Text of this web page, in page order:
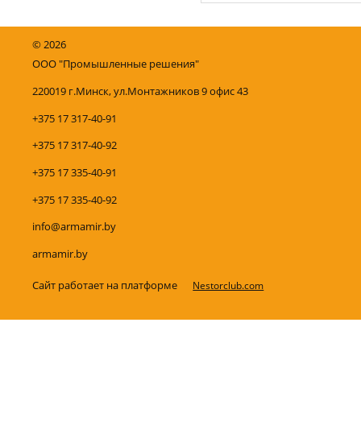
©2026
ООО "Промышленные решения"
220019 г.Минск, ул.Монтажников 9 офис 43
+375 17 317-40-91
+375 17 317-40-92
+375 17 335-40-91
+375 17 335-40-92
info@armamir.by
armamir.by
Сайт работает на платформе Nestorclub.com